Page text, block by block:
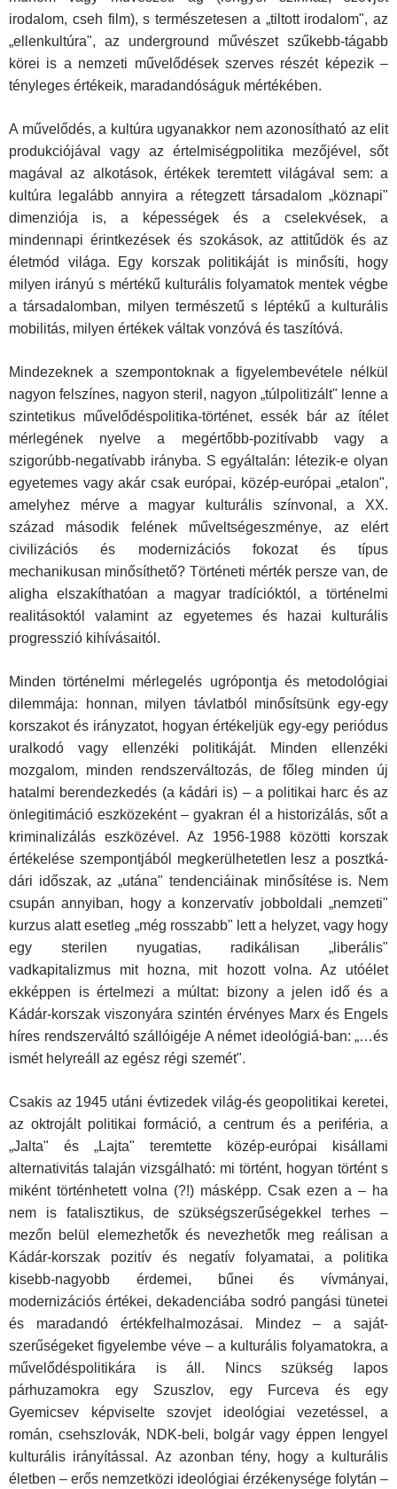
irodalom, cseh film), s természetesen a „tiltott irodalom", az
„ellenkultúra", az underground művészet szűkebb-tágabb
körei is a nemzeti művelődések szerves részét ké­pezik –
tényleges értékeik, maradandóságuk mértékében.
A művelődés, a kultúra ugyanakkor nem azonosítható az elit
pro­dukciójával vagy az értelmiségpolitika mezőjével, sőt
magával az al­kotások, értékek teremtett világával sem: a
kultúra legalább annyira a rétegzett társadalom „köznapi"
dimenziója is, a képességek és a cse­lekvések, a
mindennapi érintkezések és szokások, az attitűdök és az
élet­mód világa. Egy korszak politikáját is minősíti, hogy
milyen irányú s mértékű kulturális folyamatok mentek végbe
a társadalomban, milyen természetű s léptékű a kulturális
mobilitás, milyen értékek váltak vonzóvá és taszítóvá.
Mindezeknek a szempontoknak a figyelembevétele nélkül
nagyon felszínes, nagyon steril, nagyon „túlpolitizált" lenne a
szintetikus művelődéspolitika-történet, essék bár az ítélet
mérlegének nyelve a megértőbb-pozitívabb vagy a
szigorúbb-negatívabb irányba. S egyál­talán: létezik-e olyan
egyetemes vagy akár csak európai, közép-euró­pai „etalon",
amelyhez mérve a magyar kulturális színvonal, a XX.
század második felének műveltségeszménye, az elért
civilizációs és modernizációs fokozat és típus
mechanikusan minősíthető? Törté­neti mérték persze van, de
aligha elszakíthatóan a magyar tradíciók­tól, a történelmi
realitásoktól valamint az egyetemes és hazai kulturá­lis
progresszió kihívásaitól.
Minden történelmi mérlegelés ugrópontja és metodológiai
dilem­mája: honnan, milyen távlatból minősítsünk egy-egy
korszakot és irányzatot, hogyan értékeljük egy-egy periódus
uralkodó vagy ellenzéki politikáját. Minden ellenzéki
mozgalom, minden rend­szerváltozás, de főleg minden új
hatalmi berendezkedés (a kádári is) – a politikai harc és az
önlegitimáció eszközeként – gyakran él a historizálás, sőt a
kriminalizálás eszközével. Az 1956-1988 közötti korszak
értékelése szempontjából megkerülhetetlen lesz a posztká­
dári időszak, az „utána" tendenciáinak minősítése is. Nem
csupán annyiban, hogy a konzervatív jobboldali „nemzeti"
kurzus alatt eset­leg „még rosszabb" lett a helyzet, vagy hogy
egy sterilen nyugatias, radikálisan „liberális"
vadkapitalizmus mit hozna, mit hozott vol­na. Az utóélet
ekképpen is értelmezi a múltat: bizony a jelen idő és a
Kádár-korszak viszonyára szintén érvényes Marx és Engels
hí­res rendszerváltó szállóigéje A német ideológiá-ban: „…és
ismét helyreáll az egész régi szemét".
Csakis az 1945 utáni évtizedek világ-és geopolitikai keretei,
az oktro­jált politikai formáció, a centrum és a periféria, a
„Jalta" és „Lajta" te­remtette közép-európai kisállami
alternativitás talaján vizsgálható: mi történt, hogyan történt s
miként történhetett volna (?!) másképp. Csak ezen a – ha
nem is fatalisztikus, de szükségszerűségekkel terhes –
mezőn belül elemezhetők és nevezhetők meg reálisan a
Kádár-kor­szak pozitív és negatív folyamatai, a politika
kisebb-nagyobb érde­mei, bűnei és vívmányai,
modernizációs értékei, dekadenciába sodró pangási tünetei
és maradandó értékfelhalmozásai. Mindez – a saját­
szerűségeket figyelembe véve – a kulturális folyamatokra, a
művelődéspolitikára is áll. Nincs szükség lapos
párhuzamokra egy Szuszlov, egy Furceva és egy
Gyemicsev képviselte szovjet ideológiai vezetéssel, a
román, csehszlovák, NDK-beli, bolgár vagy éppen len­gyel
kulturális irányítással. Az azonban tény, hogy a kulturális
élet­ben – erős nemzetközi ideológiai érzékenysége folytán –